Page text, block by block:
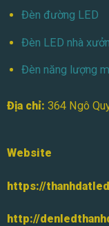
Đèn đường LED
Đèn LED nhà
Đèn năng lượng
Địa chỉ: 364 Ngô
Website
https://
http://